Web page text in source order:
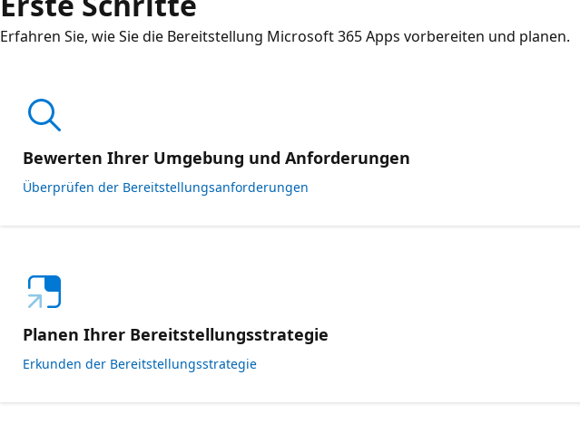
Erfahren Sie, wie Sie die Bereitstellung Microsoft 365 Apps vorbereiten und planen.
Bewerten Ihrer Umgebung und Anforderungen
Überprüfen der Bereitstellungsanforderungen
Planen Ihrer Bereitstellungsstrategie
Erkunden der Bereitstellungsstrategie